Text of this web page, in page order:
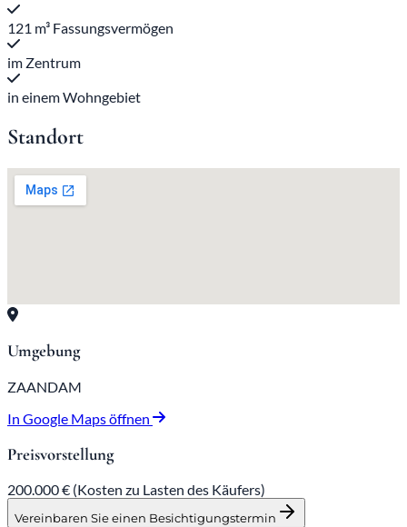
121 m³ Fassungsvermögen
im Zentrum
in einem Wohngebiet
Standort
Umgebung
ZAANDAM
In Google Maps öffnen
Preisvorstellung
200.000 € (Kosten zu Lasten des Käufers)
Vereinbaren Sie einen Besichtigungstermin